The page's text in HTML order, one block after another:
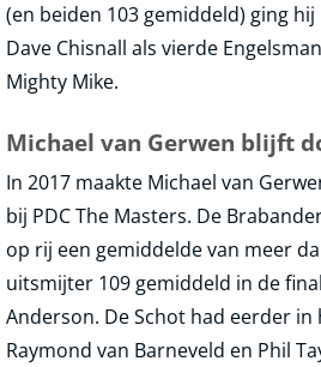
(en beiden 103 gemiddeld) ging
Dave Chisnall als vierde
Mighty Mike.
Michael van Gerwen blijft
In 2017 maakte Michael van
bij PDC The Masters. De
op rij een gemiddelde van meer
uitsmijter 109 gemiddeld in de
Anderson. De Schot had eerder
Raymond van Barneveld en Phil